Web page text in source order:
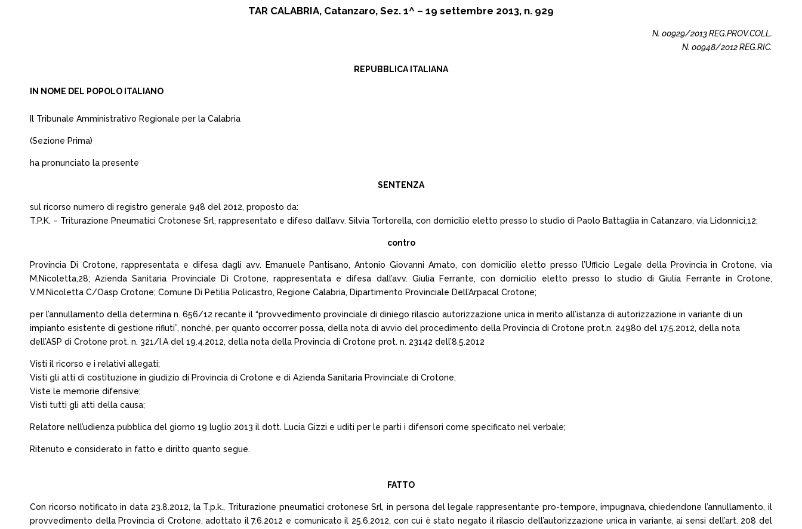
TAR CALABRIA, Catanzaro, Sez. 1^ – 19 settembre 2013, n. 929
N. 00929/2013 REG.PROV.COLL.
N. 00948/2012 REG.RIC.
REPUBBLICA ITALIANA
IN NOME DEL POPOLO ITALIANO
Il Tribunale Amministrativo Regionale per la Calabria
(Sezione Prima)
ha pronunciato la presente
SENTENZA
sul ricorso numero di registro generale 948 del 2012, proposto da:
T.P.K. – Triturazione Pneumatici Crotonese Srl, rappresentato e difeso dall’avv. Silvia Tortorella, con domicilio eletto presso lo studio di Paolo Battaglia in Catanzaro, via Lidonnici,12;
contro
Provincia Di Crotone, rappresentata e difesa dagli avv. Emanuele Pantisano, Antonio Giovanni Amato, con domicilio eletto presso l’Ufficio Legale della Provincia in Crotone, via
M.Nicoletta,28; Azienda Sanitaria Provinciale Di Crotone, rappresentata e difesa dall’avv. Giulia Ferrante, con domicilio eletto presso lo studio di Giulia Ferrante in Crotone,
V.M.Nicoletta C/Oasp Crotone; Comune Di Petilia Policastro, Regione Calabria, Dipartimento Provinciale Dell’Arpacal Crotone;
per l’annullamento della determina n. 656/12 recante il “provvedimento provinciale di diniego rilascio autorizzazione unica in merito all’istanza di autorizzazione in variante di un
impianto esistente di gestione rifiuti”, nonché, per quanto occorrer possa, della nota di avvio del procedimento della Provincia di Crotone prot.n. 24980 del 17.5.2012, della nota
dell’ASP di Crotone prot. n. 321/I.A del 19.4.2012, della nota della Provincia di Crotone prot. n. 23142 dell’8.5.2012
Visti il ricorso e i relativi allegati;
Visti gli atti di costituzione in giudizio di Provincia di Crotone e di Azienda Sanitaria Provinciale di Crotone;
Viste le memorie difensive;
Visti tutti gli atti della causa;
Relatore nell’udienza pubblica del giorno 19 luglio 2013 il dott. Lucia Gizzi e uditi per le parti i difensori come specificato nel verbale;
Ritenuto e considerato in fatto e diritto quanto segue.
FATTO
Con ricorso notificato in data 23.8.2012, la T.p.k., Triturazione pneumatici crotonese Srl, in persona del legale rappresentante pro-tempore, impugnava, chiedendone l’annullamento, il
provvedimento della Provincia di Crotone, adottato il 7.6.2012 e comunicato il 25.6.2012, con cui è stato negato il rilascio dell’autorizzazione unica in variante, ai sensi dell’art. 208 del